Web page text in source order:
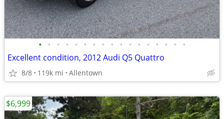
• • • • • • • • • • • • • • • • •
Excellent condition, 2012 Audi Q5 Quattro
8/8 119k mi Allentown
$6,999